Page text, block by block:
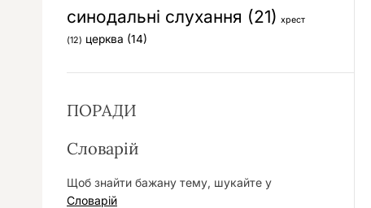
синодальні слухання (21) хрест
(12) церква (14)
ПОРАДИ
Словарій
Щоб знайти бажану тему, шукайте у
Словарій